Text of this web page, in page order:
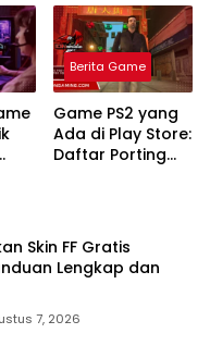
Terbaru 2026
Berita Game
Game PS2 yang
Ada di Play Store:
Daftar Porting
Skin FF Gratis
Lengkap dan
7, 2026